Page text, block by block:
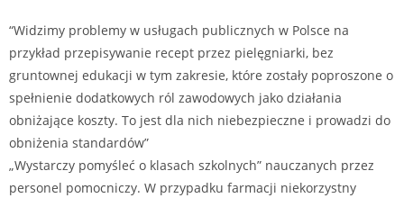
“Widzimy problemy w usługach publicznych w Polsce na
przykład przepisywanie recept przez pielęgniarki, bez
gruntownej edukacji w tym zakresie, które zostały poproszone o
spełnienie dodatkowych ról zawodowych jako działania
obniżające koszty. To jest dla nich niebezpieczne i prowadzi do
obniżenia standardów”
„Wystarczy pomyśleć o klasach szkolnych” nauczanych przez
personel pomocniczy. W przypadku farmacji niekorzystny